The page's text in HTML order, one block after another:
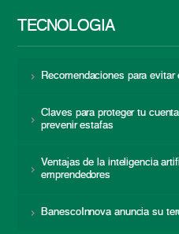
TECNOLOGÍA
Recomendaciones para evitar
Claves para proteger tu
prevenir estafas
Ventajas de la inteligencia
emprendedores
BanescoInnova anuncia su